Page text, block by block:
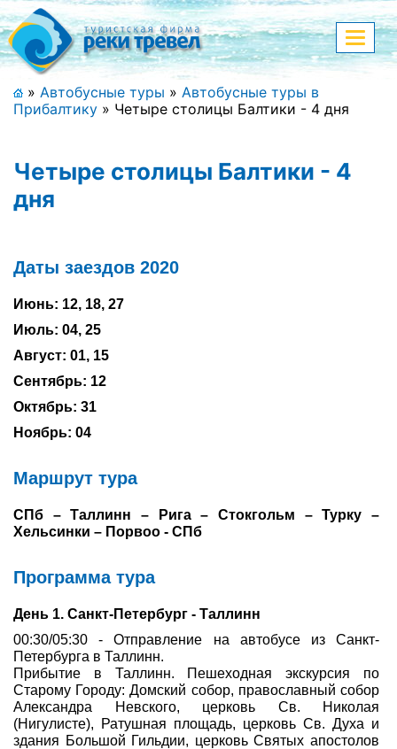
Меню
+7 (911) 182-44-68
Адрес офиса, контакты
Полная версия сайта
Спецпредложения
Праздничные туры
Страны и направления
Поиск тура
Туры по России
Автобусные туры
Круизы
Туры на пароме
Авиабилеты
Туристическая страховка
Услуги
О компании
Отзывы
меню
» Автобусные туры » Автобусные туры в
Прибалтику » Четыре столицы Балтики - 4 дня
Четыре столицы Балтики - 4
дня
Даты заездов 2020
Июнь: 12, 18, 27
Июль: 04, 25
Август: 01, 15
Сентябрь: 12
Октябрь: 31
Ноябрь: 04
Маршрут тура
СПб – Таллинн – Рига – Стокгольм – Турку –
Хельсинки – Порвоо - СПб
Программа тура
День 1. Санкт-Петербург - Таллинн
00:30/05:30 - Отправление на автобусе из Санкт-
Петербурга в Таллинн.
Прибытие в Таллинн. Пешеходная экскурсия по
Старому Городу: Домский собор, православный собор
Александра Невского, церковь Св. Николая
(Нигулисте), Ратушная площадь, церковь Св. Духа и
здания Большой Гильдии, церковь Святых апостолов